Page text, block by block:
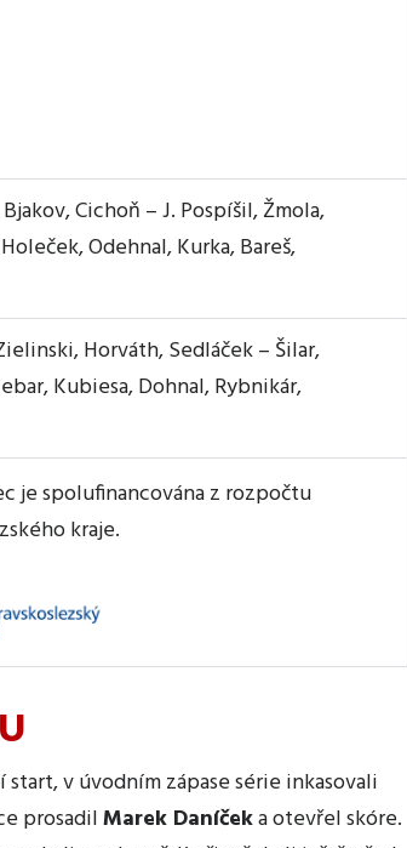
Cichoň – J. Pospíšil, Žmola,
Odehnal, Kurka, Bareš,
Horváth, Sedláček – Šilar,
Kubiesa, Dohnal, Rybnikár,
je spolufinancována z rozpočtu
kraje.
v úvodním zápase série inkasovali
prosadilMarek Daníčeka otevřel skóre.